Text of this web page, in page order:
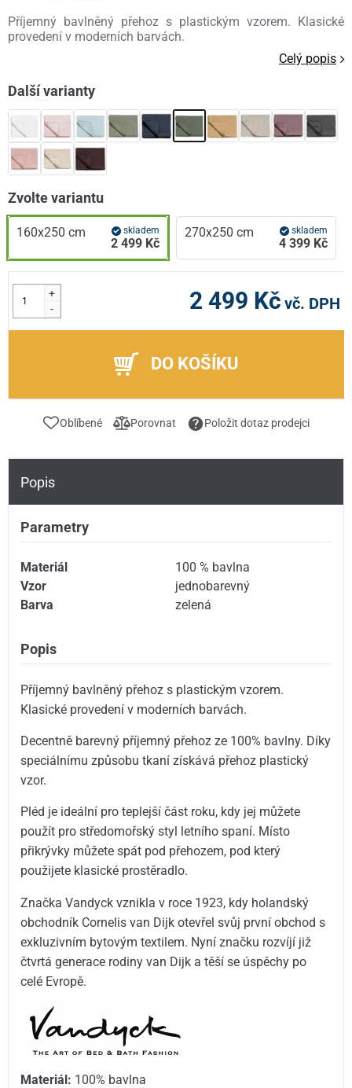
Příjemný bavlněný přehoz s plastickým vzorem. Klasické
provedení v moderních barvách.
Celý popis
Další varianty
Zvolte variantu
160x250 cm skladem
2 499 Kč
270x250 cm skladem
4 399 Kč
+
-
2 499 Kč vč. DPH
DO KOŠÍKU
Oblíbené Porovnat Položit dotaz prodejci
Popis
Parametry
Materiál
100 % bavlna
Vzor
jednobarevný
Barva
zelená
Popis
Příjemný bavlněný přehoz s plastickým vzorem.
Klasické provedení v moderních barvách.
Decentně barevný příjemný přehoz ze 100% bavlny. Díky
speciálnímu způsobu tkaní získává přehoz plastický
vzor.
Pléd je ideální pro teplejší část roku, kdy jej můžete
použít pro středomořský styl letního spaní. Místo
přikrývky můžete spát pod přehozem, pod který
použijete klasické prostěradlo.
Značka Vandyck vznikla v roce 1923, kdy holandský
obchodník Cornelis van Dijk otevřel svůj první obchod s
exkluzivním bytovým textilem. Nyní značku rozvíjí již
čtvrtá generace rodiny van Dijk a těší se úspěchy po
celé Evropě.
Materiál: 100% bavlna